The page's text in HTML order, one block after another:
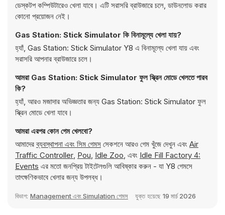
ডেস্কটপ কম্পিউটারেও খেলা যাবে। এটি সরাসরি ব্রাউজারে চলে, ডাউনলোড করার
কোনো প্রয়োজন নেই।
Gas Station: Stick Simulator কি বিনামূল্যে খেলা যায়?
হ্যাঁ, Gas Station: Stick Simulator Y8 এ বিনামূল্যে খেলা যায় এবং
সরাসরি আপনার ব্রাউজারে চলে।
আমরা Gas Station: Stick Simulator ফুল স্ক্রিন মোডে খেলতে পারব
কি?
হ্যাঁ, আরও মজাদার অভিজ্ঞতার জন্য Gas Station: Stick Simulator ফুল
স্ক্রিন মোডে খেলা যাবে।
আমরা এরপর কোন গেম খেলবো?
আমাদেরব্যবস্থাপনা এবং সিম গেমস সেকশনে আরও গেম খুঁজে দেখুন এবং Air
Traffic Controller, Pou, Idle Zoo, এবং Idle Fill Factory 4:
Events এর মতো জনপ্রিয় টাইটেলগুলি আবিষ্কার করুন - যা Y8 গেমসে
তাৎক্ষণিকভাবে খেলার জন্য উপলব্ধ।
বিভাগ: Management এবং Simulation গেমস যুক্ত হয়েছে 19 মার্চ 2026